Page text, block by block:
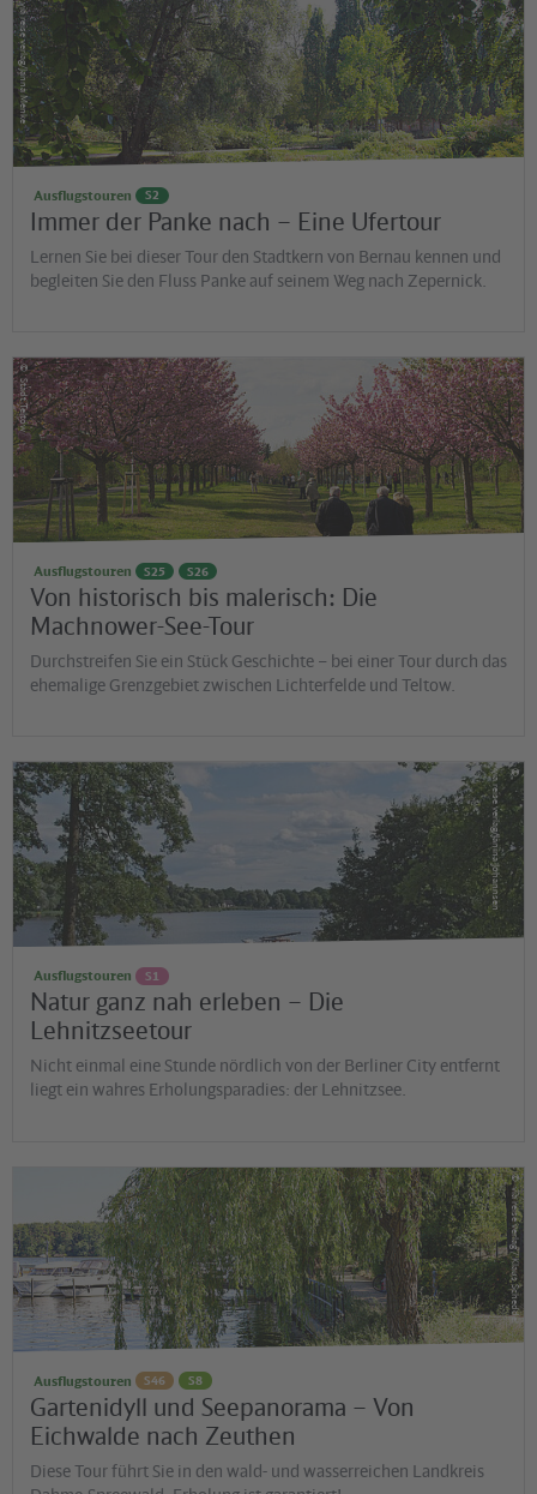
via reise verlag/Janna Menke
Ausflugstouren S2
Immer der Panke nach – Eine Ufertour
Lernen Sie bei dieser Tour den Stadtkern von Bernau kennen und
begleiten Sie den Fluss Panke auf seinem Weg nach Zepernick.
©
Stadt Teltow
Ausflugstouren S25 S26
Von historisch bis malerisch: Die
Machnower-See-Tour
Durchstreifen Sie ein Stück Geschichte – bei einer Tour durch das
ehemalige Grenzgebiet zwischen Lichterfelde und Teltow.
©
via reise verlag/Janina Johannsen
Ausflugstouren S1
Natur ganz nah erleben – Die
Lehnitzseetour
Nicht einmal eine Stunde nördlich von der Berliner City entfernt
liegt ein wahres Erholungsparadies: der Lehnitzsee.
©
via reise verlag / Klaus Scheddel
Ausflugstouren S46 S8
Gartenidyll und Seepanorama – Von
Eichwalde nach Zeuthen
Diese Tour führt Sie in den wald- und wasserreichen Landkreis